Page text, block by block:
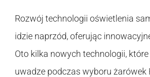
Rozwój technologii oświetlenia
idzie naprzód, oferując
Oto kilka nowych technologii,
uwadze podczas wyboru żarówek